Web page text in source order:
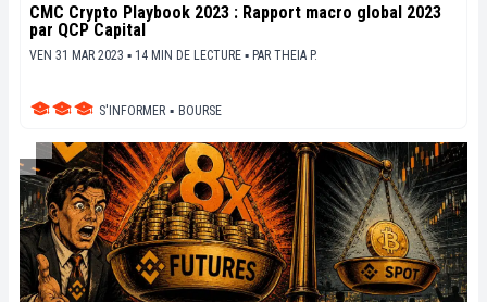
CMC Crypto Playbook 2023 : Rapport macro global 2023
par QCP Capital
VEN 31 MAR 2023 ▪ 14 MIN DE LECTURE ▪ PAR THEIA P.
S'INFORMER ▪ BOURSE